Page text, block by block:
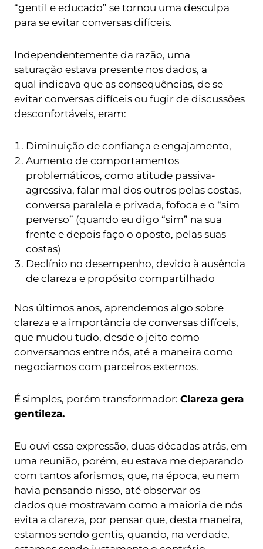
“gentil e educado” se tornou uma desculpa
para se evitar conversas difíceis.
Independentemente da razão, uma
saturação estava presente nos dados, a
qual indicava que as consequências, de se
evitar conversas difíceis ou fugir de discussões
desconfortáveis, eram:
Diminuição de confiança e engajamento,
Aumento de comportamentos
problemáticos, como atitude passiva-
agressiva, falar mal dos outros pelas costas,
conversa paralela e privada, fofoca e o “sim
perverso” (quando eu digo “sim” na sua
frente e depois faço o oposto, pelas suas
costas)
Declínio no desempenho, devido à ausência
de clareza e propósito compartilhado
Nos últimos anos, aprendemos algo sobre
clareza e a importância de conversas difíceis,
que mudou tudo, desde o jeito como
conversamos entre nós, até a maneira como
negociamos com parceiros externos.
É simples, porém transformador:Clareza gera
gentileza.
Eu ouvi essa expressão, duas décadas atrás, em
uma reunião, porém, eu estava me deparando
com tantos aforismos, que, na época, eu nem
havia pensando nisso, até observar os
dados que mostravam como a maioria de nós
evita a clareza, por pensar que, desta maneira,
estamos sendo gentis, quando, na verdade,